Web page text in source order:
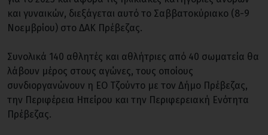
και γυναικών, διεξάγεται αυτό το Σαββατοκύριακο (8-9
Νοεμβρίου) στο ΔΑΚ Πρέβεζας.
Συνολικά 140 αθλητές και αθλήτριες από 40 σωματεία θα
λάβουν μέρος στους αγώνες, τους οποίους
συνδιοργανώνουν η ΕΟ Τζούντο με τον Δήμο Πρέβεζας,
την Περιφέρεια Ηπείρου και την Περιφερειακή Ενότητα
Πρέβεζας.